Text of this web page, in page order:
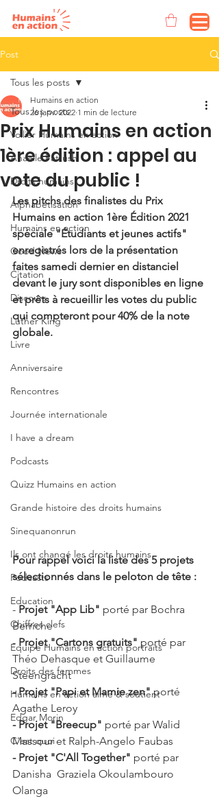
Post
Tous les posts
Voilier Humains en action
Anaëlle Pattush
Droits humains
Alphabétisation
Humains en action
Good News
Citation
Discours
Luther King
Livre
Anniversaire
Rencontres
Journée internationale
I have a dream
Podcasts
Quizz Humains en action
Grande histoire des droits humains
Sinequanonrun
Ils ont changé les droits humains
Podcasts
Education
Chiffres clefs
Equipe Humains en action portraits
Droits des femmes
Humains en action aime & soutient
Edgar Morin
C'est quoi
Tous les posts
Prix Humains en action
1ère édition : appel au
vote du public !
Humains en action
26 janv. 2022 1 min de lecture
Les pitchs des finalistes du Prix
Humains en action 1ère Édition 2021
spéciale "Étudiants et jeunes actifs"
enregistrés lors de la présentation
faites samedi dernier en distanciel
devant le jury sont disponibles en ligne
et prêts à recueillir les votes du public
qui compteront pour 40% de la note
globale.
Pour rappel voici la liste des 5 projets
sélectionnés dans le peloton de tête :
- Projet "App Lib" porté par Bochra
Berriche
- Projet "Cartons gratuits" porté par
Théo Dehasque et Guillaume
Steengracht
- Projet "Papi et Mamie zen" porté
Agathe Leroy
- Projet "Breecup" porté par Walid
Massour et Ralph-Angelo Faubas
- Projet "C'All Together" porté par
Danisha  Graziela Okoulambouro
Olanga